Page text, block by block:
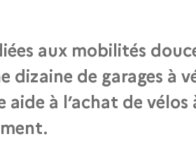
aux mobilités
dizaine de garages
à l’achat de